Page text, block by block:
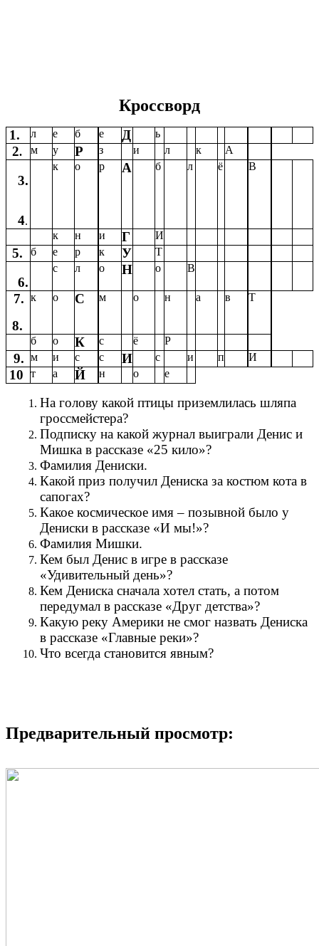
Кроссворд
1. л е б е Д ь
2. м у Р з и л к А
3.
4.
к о р А б л ё В
к н и Г И
5. б е р к У Т
6.
с л о Н о В
7.
8.
к о С м о н а в Т
б о К с ё Р
9. м и с с И с и п И
10 т а Й н о е
На голову какой птицы приземлилась шляпа
гроссмейстера?
Подписку на какой журнал выиграли Денис и
Мишка в рассказе «25 кило»?
Фамилия Дениски.
Какой приз получил Дениска за костюм кота в
сапогах?
Какое космическое имя – позывной было у
Дениски в рассказе «И мы!»?
Фамилия Мишки.
Кем был Денис в игре в рассказе
«Удивительный день»?
Кем Дениска сначала хотел стать, а потом
передумал в рассказе «Друг детства»?
Какую реку Америки не смог назвать Дениска
в рассказе «Главные реки»?
Что всегда становится явным?
Предварительный просмотр: